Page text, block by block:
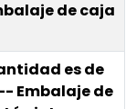
de caja
es de
Embalaje de